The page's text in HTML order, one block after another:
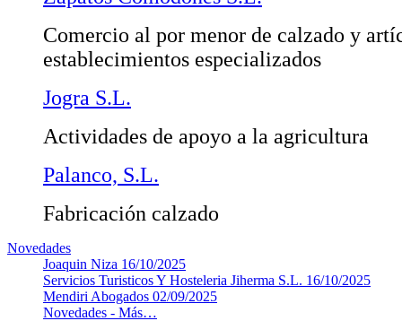
Comercio al por menor de calzado y
establecimientos especializados
Jogra S.L.
Actividades de apoyo a la agricultura
Palanco, S.L.
Fabricación calzado
Novedades
Joaquin Niza 16/10/2025
Servicios Turisticos Y Hosteleria Jiherma S.L. 16/10/2025
Mendiri Abogados 02/09/2025
Novedades - Más…